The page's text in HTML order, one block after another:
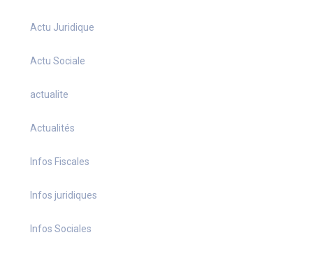
Actu Juridique
Actu Sociale
actualite
Actualités
Infos Fiscales
Infos juridiques
Infos Sociales